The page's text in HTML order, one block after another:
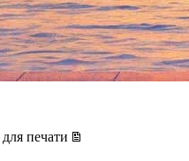
н-ролл на
и цветущая
печати